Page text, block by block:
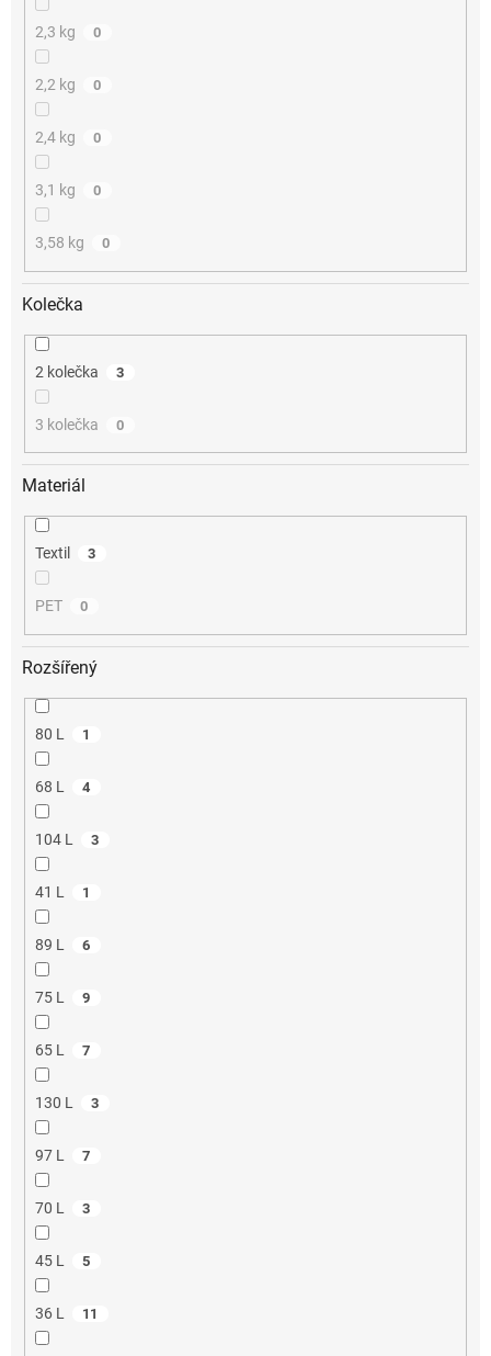
2,3 kg 0
2,2 kg 0
2,4 kg 0
3,1 kg 0
3,58 kg 0
Kolečka
2 kolečka 3
3 kolečka 0
Materiál
Textil 3
PET 0
Rozšířený
80 L 1
68 L 4
104 L 3
41 L 1
89 L 6
75 L 9
65 L 7
130 L 3
97 L 7
70 L 3
45 L 5
36 L 11